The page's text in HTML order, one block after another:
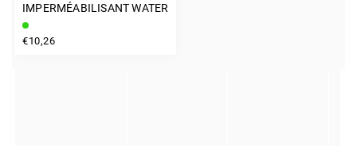
IMPERMÉABILISANT WATER PROTECT 200 ML AVEC NUTRITION
€10,26
INSTAGRAM